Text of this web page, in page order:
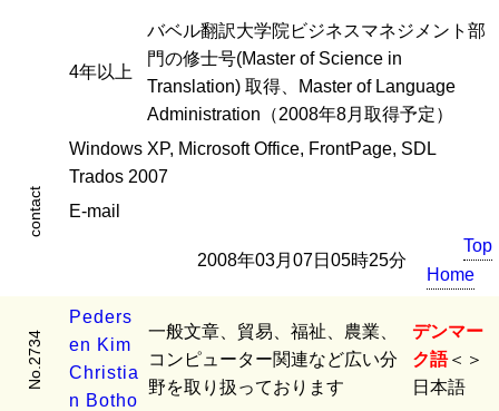
4年以上
バベル翻訳大学院ビジネスマネジメント部
門の修士号(Master of Science in
Translation) 取得、Master of Language
Administration（2008年8月取得予定）
Windows XP, Microsoft Office, FrontPage, SDL
Trados 2007
contact E-mail
2008年03月07日05時25分
Top
Home
No.2734
Peders
en Kim
C hristia
n Botho
一般文章、貿易、福祉、農業、
コンピューター関連など広い分
野を取り扱っております
デンマー
ク語＜＞
日本語